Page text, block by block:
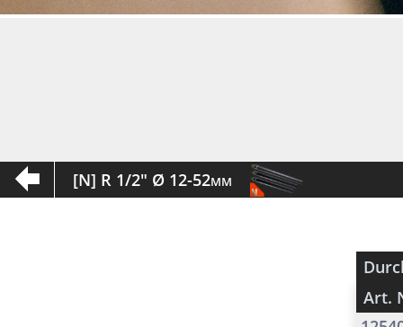
[N] R 1/2" Ø 12-52mm
Art.